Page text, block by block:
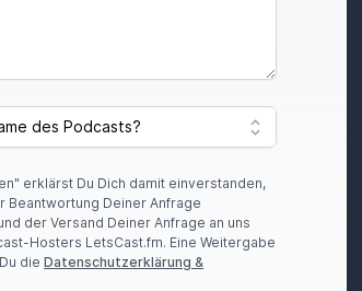
erklärst Du Dich damit einverstanden,
Beantwortung Deiner Anfrage
der Versand Deiner Anfrage an uns
Hosters LetsCast.fm. Eine Weitergabe
dieDatenschutzerklärung &